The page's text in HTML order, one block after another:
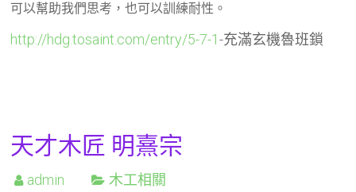
可以幫助我們思考，也可以訓練耐性。
http://hdg.tosaint.com/entry/5-7-1-充滿玄機魯班鎖
天才木匠 明熹宗
admin 木工相關